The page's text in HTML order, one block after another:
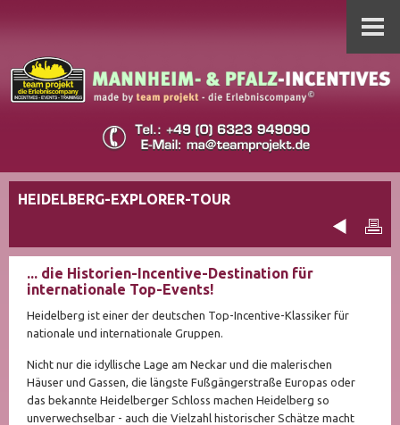
HEIDELBERG-EXPLORER-TOUR
... die Historien-Incentive-Destination für
internationale Top-Events!
Heidelberg ist einer der deutschen Top-Incentive-Klassiker für
nationale und internationale Gruppen.
Nicht nur die idyllische Lage am Neckar und die malerischen
Häuser und Gassen, die längste Fußgängerstraße Europas oder
das bekannte Heidelberger Schloss machen Heidelberg so
unverwechselbar - auch die Vielzahl historischer Schätze macht